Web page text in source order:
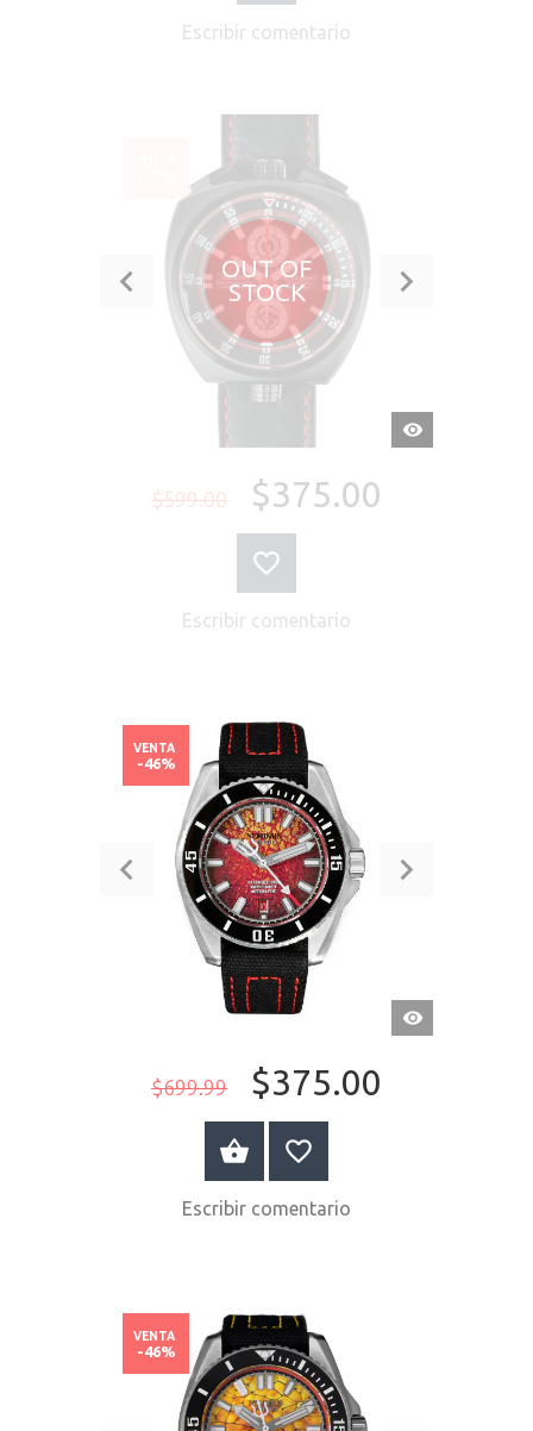
Escribir comentario
OUT OF
STOCK
VISTA
RÁPIDA
$599.00 $375.00
Escribir comentario
VISTA
RÁPIDA
$699.99 $375.00
VENTA
-46%
COMPRAR AHORA
Escribir comentario
VENTA
-46%